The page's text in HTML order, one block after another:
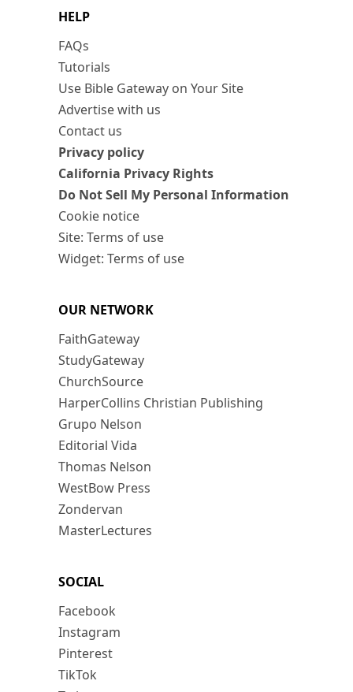
HELP
FAQs
Tutorials
Use Bible Gateway on Your Site
Advertise with us
Contact us
Privacy policy
California Privacy Rights
Do Not Sell My Personal Information
Cookie notice
Site: Terms of use
Widget: Terms of use
OUR NETWORK
FaithGateway
StudyGateway
ChurchSource
HarperCollins Christian Publishing
Grupo Nelson
Editorial Vida
Thomas Nelson
WestBow Press
Zondervan
MasterLectures
SOCIAL
Facebook
Instagram
Pinterest
TikTok